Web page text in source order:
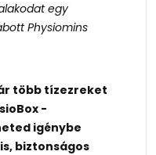
egy
Physiomins
több tízezreket
-
igénybe
biztonságos